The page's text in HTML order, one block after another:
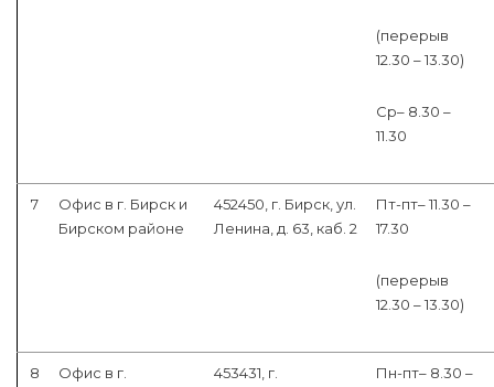
(перерыв
12.30 – 13.30)
Ср– 8.30 –
11.30
7
Офис в г. Бирск и
Бирском районе
452450, г. Бирск, ул.
Ленина, д. 63, каб. 2
Пт-пт– 11.30 –
17.30
(перерыв
12.30 – 13.30)
8
Офис в г.
453431, г.
Пн-пт– 8.30 –